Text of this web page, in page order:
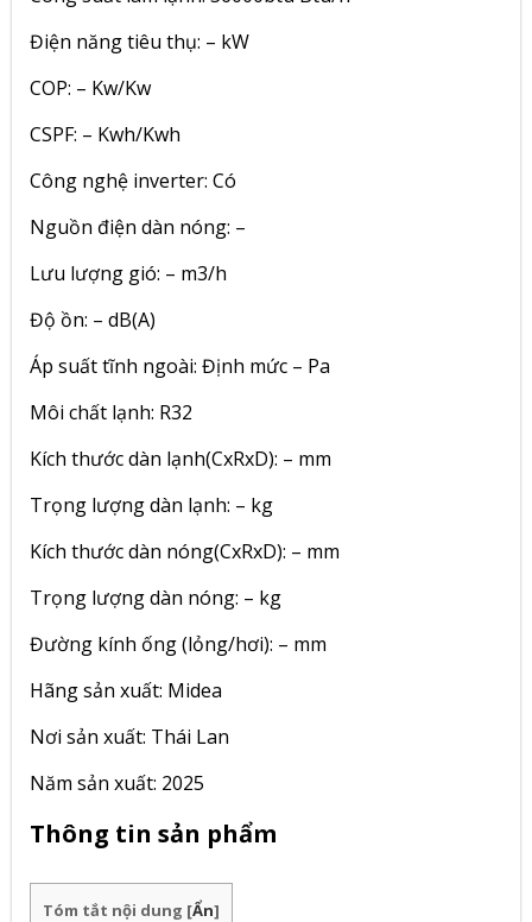
Điện năng tiêu thụ: – kW
COP: – Kw/Kw
CSPF: – Kwh/Kwh
Công nghệ inverter: Có
Nguồn điện dàn nóng: –
Lưu lượng gió: – m3/h
Độ ồn: – dB(A)
Áp suất tĩnh ngoài: Định mức – Pa
Môi chất lạnh: R32
Kích thước dàn lạnh(CxRxD): – mm
Trọng lượng dàn lạnh: – kg
Kích thước dàn nóng(CxRxD): – mm
Trọng lượng dàn nóng: – kg
Đường kính ống (lỏng/hơi): – mm
Hãng sản xuất: Midea
Nơi sản xuất: Thái Lan
Năm sản xuất: 2025
Thông tin sản phẩm
Tóm tắt nội dung [Ẩn]